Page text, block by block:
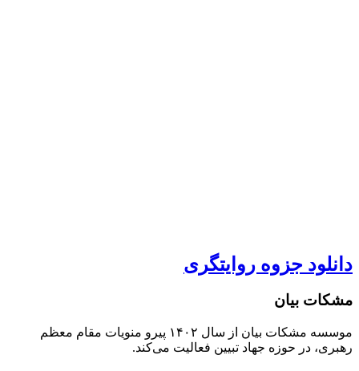
دانلود جزوه روایتگری
مشکات بیان
موسسه مشکات بیان از سال ۱۴۰۲ پیرو منویات مقام معظم
رهبری، در حوزه جهاد تبیین فعالیت می‌کند.